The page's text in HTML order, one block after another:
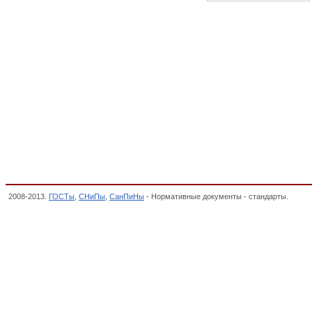
2008-2013. ГОСТы СНиПы СанПиНы - Нормативные документы - стандарты.